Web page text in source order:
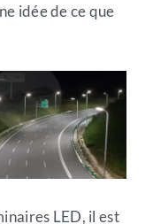
idée de ce que
LED, il est